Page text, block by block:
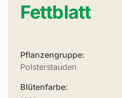
Fettblatt
Pflanzengruppe:
Polsterstauden
Blütenfarbe: